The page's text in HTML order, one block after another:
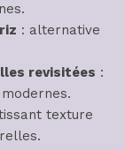
: alternative
revisitées :
texture